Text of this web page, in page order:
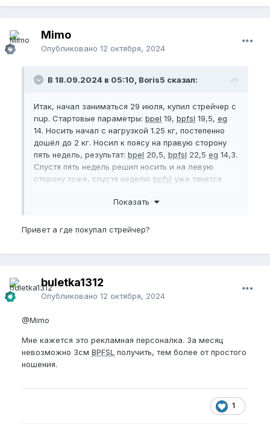
Mimo
Опубликовано 12 октября, 2024
В 18.09.2024 в 05:10, Boris5 сказал:
Итак, начал заниматься 29 июля, купил стрейчер с
nup. Стартовые параметры: bpel 19, bpfsl 19,5, eg
14. Носить начал с нагрузкой 1.25 кг, постепенно
дошёл до 2 кг. Носил к поясу на правую сторону
пять недель, результат: bpel 20,5, bpfsl 22,5 eg 14,3.
Спустя пять недель решил носить и на левую
сторону тоже, спустя неделю bpfsl уже тянется
без изменений, но заметил, что на эрекции
Жировая прослойка толстая, вешу 95 рост 180,
Нупим дальше, приношу ещё стрейчер на левую
сторону недельку другую, и буду заниматься
вредно для роста. Цель 25 обхват 16.
Да, пью ВСАА и л аргинин для занятий, от креатина
пока отказался, с него в туалет часто хочется, а
Показать
Привет а где покупал стрейчер?
buletka1312
Опубликовано 12 октября, 2024
@Mimo
Мне кажется это рекламная персоналка. За месяц
невозможно 3см BPFSL получить, тем более от простого
ношения.
1